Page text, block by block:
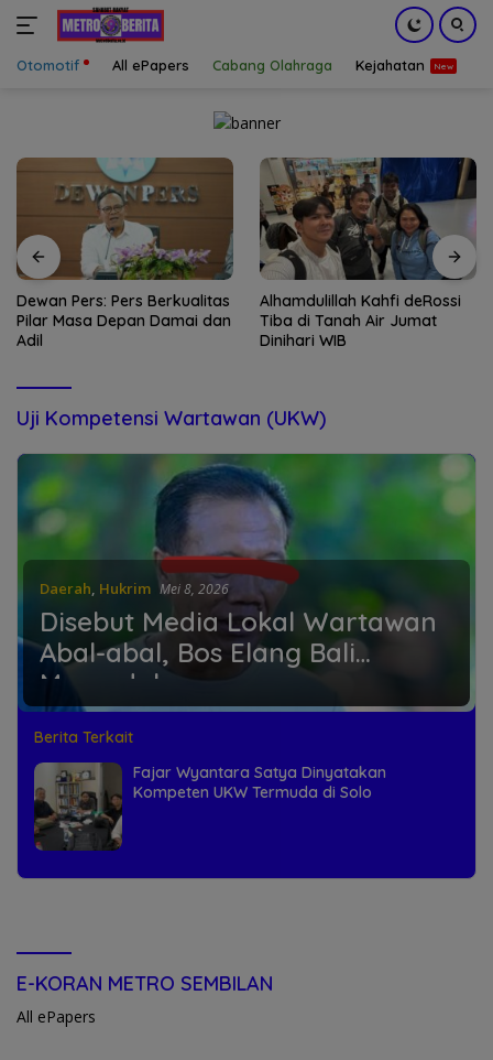
Otomotif All ePapers Cabang Olahraga Kejahatan
Dewan Pers: Pers Berkualitas
Pilar Masa Depan Damai dan
Adil
Alhamdulillah Kahfi deRossi
Tiba di Tanah Air Jumat
Dinihari WIB
Uji Kompetensi Wartawan (UKW)
Daerah Hukrim Mei 8, 2026
Disebut Media Lokal Wartawan
Abal-abal, Bos Elang Bali
Merendah
Berita Terkait
Fajar Wyantara Satya Dinyatakan
Kompeten UKW Termuda di Solo
E-KORAN METRO SEMBILAN
All ePapers